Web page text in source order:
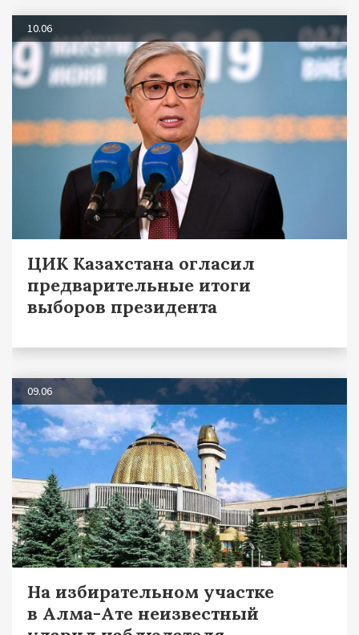
10.06
ЦИК Казахстана огласил
предварительные итоги
выборов президента
09.06
На избирательном участке
в Алма-Ате неизвестный